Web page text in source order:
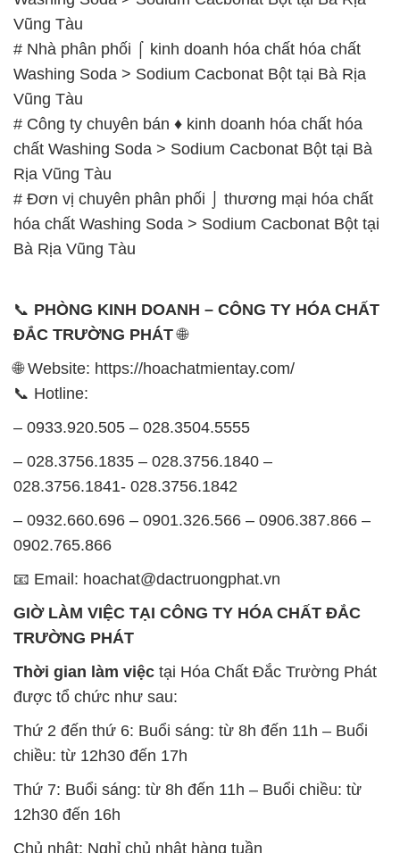
Vũng Tàu
# Nhà phân phối ⌠ kinh doanh hóa chất hóa chất
Washing Soda > Sodium Cacbonat Bột tại Bà Rịa
Vũng Tàu
# Công ty chuyên bán ♦ kinh doanh hóa chất hóa
chất Washing Soda > Sodium Cacbonat Bột tại Bà
Rịa Vũng Tàu
# Đơn vị chuyên phân phối ⌡ thương mại hóa chất
hóa chất Washing Soda > Sodium Cacbonat Bột tại
Bà Rịa Vũng Tàu
📞 PHÒNG KINH DOANH – CÔNG TY HÓA CHẤT
ĐẮC TRƯỜNG PHÁT🌐
🌐 Website: https://hoachatmientay.com/
📞 Hotline:
– 0933.920.505 – 028.3504.5555
– 028.3756.1835 – 028.3756.1840 –
028.3756.1841- 028.3756.1842
– 0932.660.696 – 0901.326.566 – 0906.387.866 –
0902.765.866
📧 Email: hoachat@dactruongphat.vn
GIỜ LÀM VIỆC TẠI CÔNG TY HÓA CHẤT ĐẮC
TRƯỜNG PHÁT
Thời gian làm việc tại Hóa Chất Đắc Trường Phát
được tổ chức như sau:
Thứ 2 đến thứ 6: Buổi sáng: từ 8h đến 11h – Buổi
chiều: từ 12h30 đến 17h
Thứ 7: Buổi sáng: từ 8h đến 11h – Buổi chiều: từ
12h30 đến 16h
Chủ nhật: Nghỉ chủ nhật hàng tuần